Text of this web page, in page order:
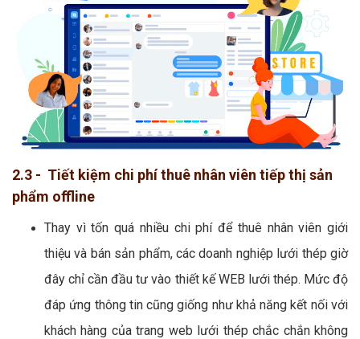
2.3 - Tiết kiệm chi phí thuê nhân viên tiếp thị sản
phẩm offline
Thay vì tốn quá nhiều chi phí để thuê nhân viên giới
thiệu và bán sản phẩm, các doanh nghiệp lưới thép giờ
đây chỉ cần đầu tư vào thiết kế WEB lưới thép. Mức độ
đáp ứng thông tin cũng giống như khả năng kết nối với
khách hàng của trang web lưới thép chắc chắn không